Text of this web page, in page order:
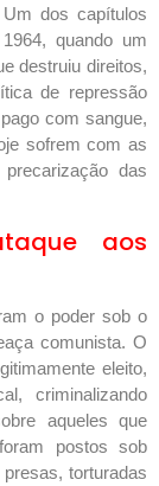
dos capítulos
quando um
destruiu direitos,
de repressão
com sangue,
sofrem com as
das
aos
o poder sob o
comunista. O
eleito,
criminalizando
aqueles que
postos sob
torturadas